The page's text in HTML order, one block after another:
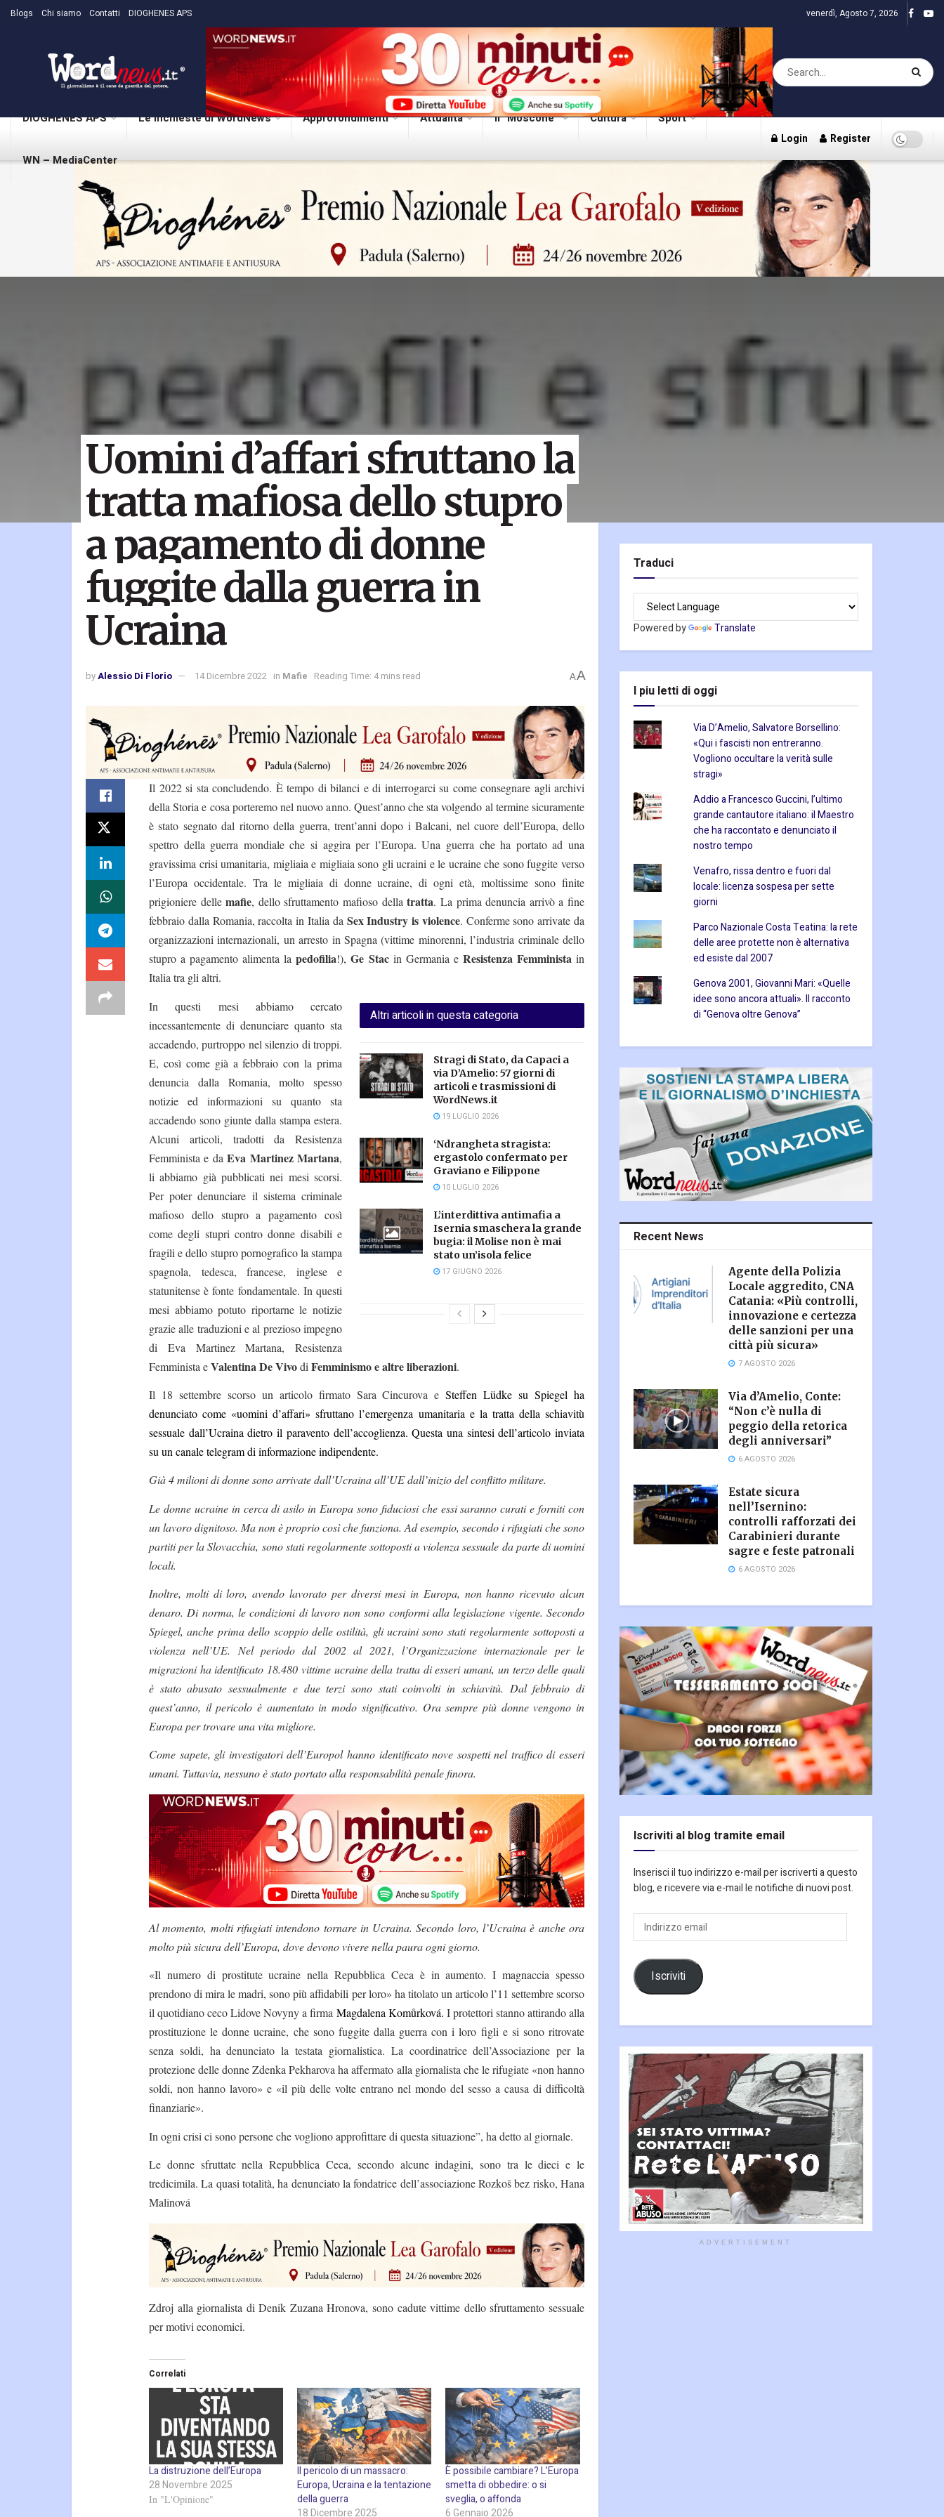
Blogs Chi siamo Contatti DIOGHENES APS venerdì, Agosto 7, 2026
DIOGHENES APS Le inchieste di WordNews Approfondimenti Attualità Il “Moscone” Cultura Sport
WN – MediaCenter
Login Register
Uomini d’affari sfruttano la
tratta mafiosa dello stupro
a pagamento di donne
fuggite dalla guerra in
Ucraina
byAlessio Di Florio 14 Dicembre 2022 in Mafie Reading Time: 4 mins read AA
Il 2022 si sta concludendo. È tempo di bilanci e di interrogarci su come consegnare agli archivi
della Storia e cosa porteremo nel nuovo anno. Quest’anno che sta volgendo al termine sicuramente
è stato segnato dal ritorno della guerra, trent’anni dopo i Balcani, nel cuore dell’Europa, dello
spettro della guerra mondiale che si aggira per l’Europa. Una guerra che ha portato ad una
gravissima crisi umanitaria, migliaia e migliaia sono gli ucraini e le ucraine che sono fuggite verso
l’Europa occidentale. Tra le migliaia di donne ucraine, di ogni età, moltissime sono finite
prigioniere dellemafie, dello sfruttamento mafioso dellatratta. La prima denuncia arrivò a fine
febbraio dalla Romania, raccolta in Italia da Sex Industry is violence. Conferme sono arrivate da
organizzazioni internazionali, un arresto in Spagna (vittime minorenni, l’industria criminale dello
stupro a pagamento alimenta lapedofilia!),Ge Stacin Germania e Resistenza Femministain
Italia tra gli altri.
Altri articoli in questa categoria
Stragi di Stato, da Capaci a
via D’Amelio: 57 giorni di
articoli e trasmissioni di
WordNews.it
19 LUGLIO 2026
‘Ndrangheta stragista:
ergastolo confermato per
Graviano e Filippone
10 LUGLIO 2026
L’interdittiva antimafia a
Isernia smaschera la grande
bugia: il Molise non è mai
stato un’isola felice
17 GIUGNO 2026
In questi mesi abbiamo cercato
incessantemente di denunciare quanto sta
accadendo, purtroppo nel silenzio di troppi.
E, così come già a febbraio con la prima
denuncia dalla Romania, molto spesso
notizie ed informazioni su quanto sta
accadendo sono giunte dalla stampa estera.
Alcuni articoli, tradotti da Resistenza
Femminista e daEva Martinez Martana,
li abbiamo già pubblicati nei mesi scorsi.
Per poter denunciare il sistema criminale
mafioso dello stupro a pagamento così
come degli stupri contro donne disabili e
fragili e dello stupro pornografico la stampa
spagnola, tedesca, francese, inglese e
statunitense è fonte fondamentale. In questi
mesi abbiamo potuto riportarne le notizie
grazie alle traduzioni e al prezioso impegno
di Eva Martinez Martana, Resistenza
Femminista eValentina De Vivodi Femminismo e altre liberazioni.
Il 18 settembre scorso un articolo firmato Sara Cincurova eSteffen Lüdkesu Spiegel ha
denunciato come «uomini d’affari» sfruttano l’emergenza umanitaria e la tratta della schiavitù
sessuale dall’Ucraina dietro il paravento dell’accoglienza. Questa una sintesi dell’articolo inviata
su un canale telegram di informazione indipendente.
Già 4 milioni di donne sono arrivate dall’Ucraina all’UE dall’inizio del conflitto militare.
Le donne ucraine in cerca di asilo in Europa sono fiduciosi che essi saranno curati e forniti con
un lavoro dignitoso. Ma non è proprio così che funziona. Ad esempio, secondo i rifugiati che sono
partiti per la Slovacchia, sono stati regolarmente sottoposti a violenza sessuale da parte di uomini
locali.
Inoltre, molti di loro, avendo lavorato per diversi mesi in Europa, non hanno ricevuto alcun
denaro. Di norma, le condizioni di lavoro non sono conformi alla legislazione vigente. Secondo
Spiegel, anche prima dello scoppio delle ostilità, gli ucraini sono stati regolarmente sottoposti a
violenza nell’UE. Nel periodo dal 2002 al 2021, l’Organizzazione internazionale per le
migrazioni ha identificato 18.480 vittime ucraine della tratta di esseri umani, un terzo delle quali
è stato abusato sessualmente e due terzi sono stati coinvolti in schiavitù. Dal febbraio di
quest’anno, il pericolo è aumentato in modo significativo. Ora sempre più donne vengono in
Europa per trovare una vita migliore.
Come sapete, gli investigatori dell’Europol hanno identificato nove sospetti nel traffico di esseri
umani. Tuttavia, nessuno è stato portato alla responsabilità penale finora.
Al momento, molti rifugiati intendono tornare in Ucraina. Secondo loro, l’Ucraina è anche ora
molto più sicura dell’Europa, dove devono vivere nella paura ogni giorno.
«Il numero di prostitute ucraine nella Repubblica Ceca è in aumento. I magnaccia spesso
prendono di mira le madri, sono più affidabili per loro» ha titolato un articolo l’11 settembre scorso
il quotidiano ceco Lidove Novyny a firma Magdalena Komůrková. I protettori stanno attirando alla
prostituzione le donne ucraine, che sono fuggite dalla guerra con i loro figli e si sono ritrovate
senza soldi, ha denunciato la testata giornalistica. La coordinatrice dell’Associazione per la
protezione delle donne Zdenka Pekharova ha affermato alla giornalista che le rifugiate «non hanno
soldi, non hanno lavoro» e «il più delle volte entrano nel mondo del sesso a causa di difficoltà
finanziarie».
In ogni crisi ci sono persone che vogliono approfittare di questa situazione”, ha detto al giornale.
Le donne sfruttate nella Repubblica Ceca, secondo alcune indagini, sono tra le dieci e le
tredicimila. La quasi totalità, ha denunciato la fondatrice dell’associazione Rozkoš bez risko, Hana
Malinová
Zdroj alla giornalista di Denik Zuzana Hronova, sono cadute vittime dello sfruttamento sessuale
per motivi economici.
Correlati
La distruzione dell’Europa
28 Novembre 2025
In "L'Opinione"
Il pericolo di un massacro:
Europa, Ucraina e la tentazione
della guerra
18 Dicembre 2025
È possibile cambiare? L’Europa
smetta di obbedire: o si
sveglia, o affonda
6 Gennaio 2026
Traduci
Powered by Translate
I piu letti di oggi
Via D’Amelio, Salvatore Borsellino:
«Qui i fascisti non entreranno.
Vogliono occultare la verità sulle
stragi»
Addio a Francesco Guccini, l’ultimo
grande cantautore italiano: il Maestro
che ha raccontato e denunciato il
nostro tempo
Venafro, rissa dentro e fuori dal
locale: licenza sospesa per sette
giorni
Parco Nazionale Costa Teatina: la rete
delle aree protette non è alternativa
ed esiste dal 2007
Genova 2001, Giovanni Mari: «Quelle
idee sono ancora attuali». Il racconto
di “Genova oltre Genova”
Recent News
Agente della Polizia
Locale aggredito, CNA
Catania: «Più controlli,
innovazione e certezza
delle sanzioni per una
città più sicura»
7 AGOSTO 2026
Via d’Amelio, Conte:
“Non c’è nulla di
peggio della retorica
degli anniversari”
6 AGOSTO 2026
Estate sicura
nell’Isernino:
controlli rafforzati dei
Carabinieri durante
sagre e feste patronali
6 AGOSTO 2026
Iscriviti al blog tramite email
Inserisci il tuo indirizzo e-mail per iscriverti a questo
blog, e ricevere via e-mail le notifiche di nuovi post.
Indirizzo
email
Iscriviti
ADVERTISEMENT